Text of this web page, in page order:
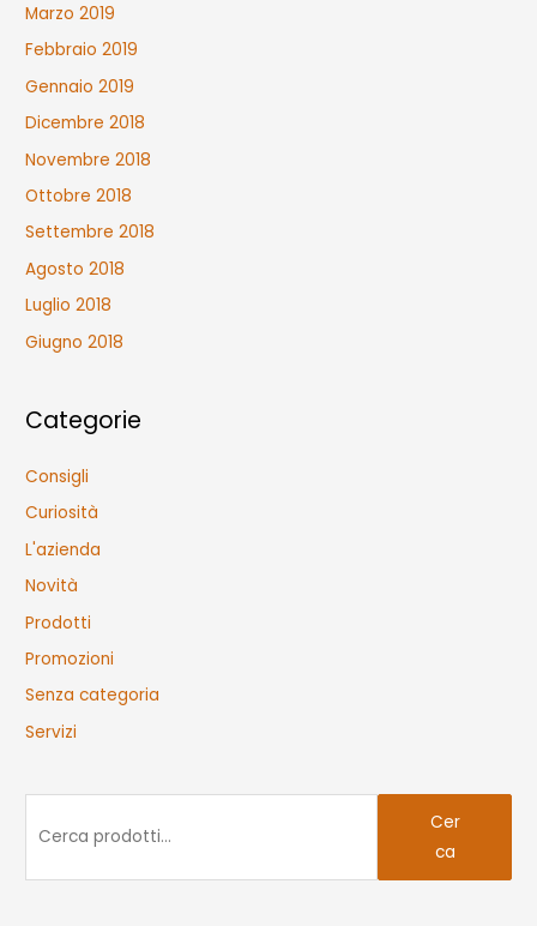
Marzo 2019
Febbraio 2019
Gennaio 2019
Dicembre 2018
Novembre 2018
Ottobre 2018
Settembre 2018
Agosto 2018
Luglio 2018
Giugno 2018
Categorie
Consigli
Curiosità
L'azienda
Novità
Prodotti
Promozioni
Senza categoria
Servizi
r
Cer
ca